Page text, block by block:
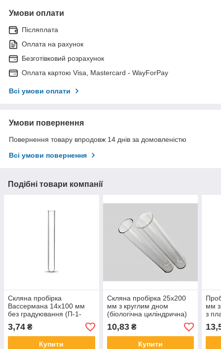
Умови оплати
Післяплата
Оплата на рахунок
Безготівковий розрахунок
Оплата картою Visa, Mastercard - WayForPay
Всі умови оплати
Умови повернення
Повернення товару впродовж 14 днів за домовленістю
Всі умови повернення
Подібні товари компанії
Скляна пробірка
Вассермана 14х100 мм
без градуювання (П-1-
14х100)
3,74 ₴
Купити
Скляна пробірка 25х200
мм з круглим дном
(біологічна циліндрична)
10,83₴
Купити
мм з
з